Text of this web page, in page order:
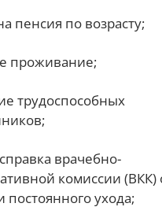
пенсия по возрасту;
проживание;
трудоспособных
врачебно-
комиссии (ВКК)
постоянного ухода;